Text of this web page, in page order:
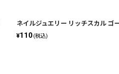
ネイルジュエリー リッチスカル ゴ
¥110(税込)